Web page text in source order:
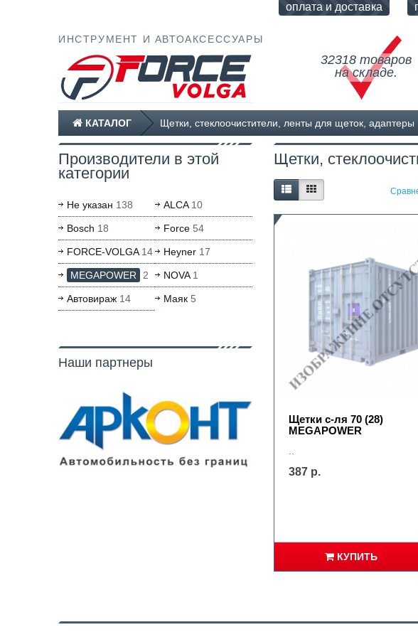
ИНСТРУМЕНТ И АВТОАКСЕССУАРЫ
оплата и доставка
32318 товаров
на складе.
КАТАЛОГ Щетки, стеклоочистители, ленты для щеток, адаптеры
Производители в этой
категории
Не указан 138 ALCA10
Bosch 18 Force 54
FORCE-VOLGA14 Heyner 17
MEGAPOWER 2 NOVA1
Автовираж 14 Маяк 5
Наши партнеры
Щетки,
Щетки с-ля 70 (28)
MEGAPOWER
..
387 р.
КУПИТЬ